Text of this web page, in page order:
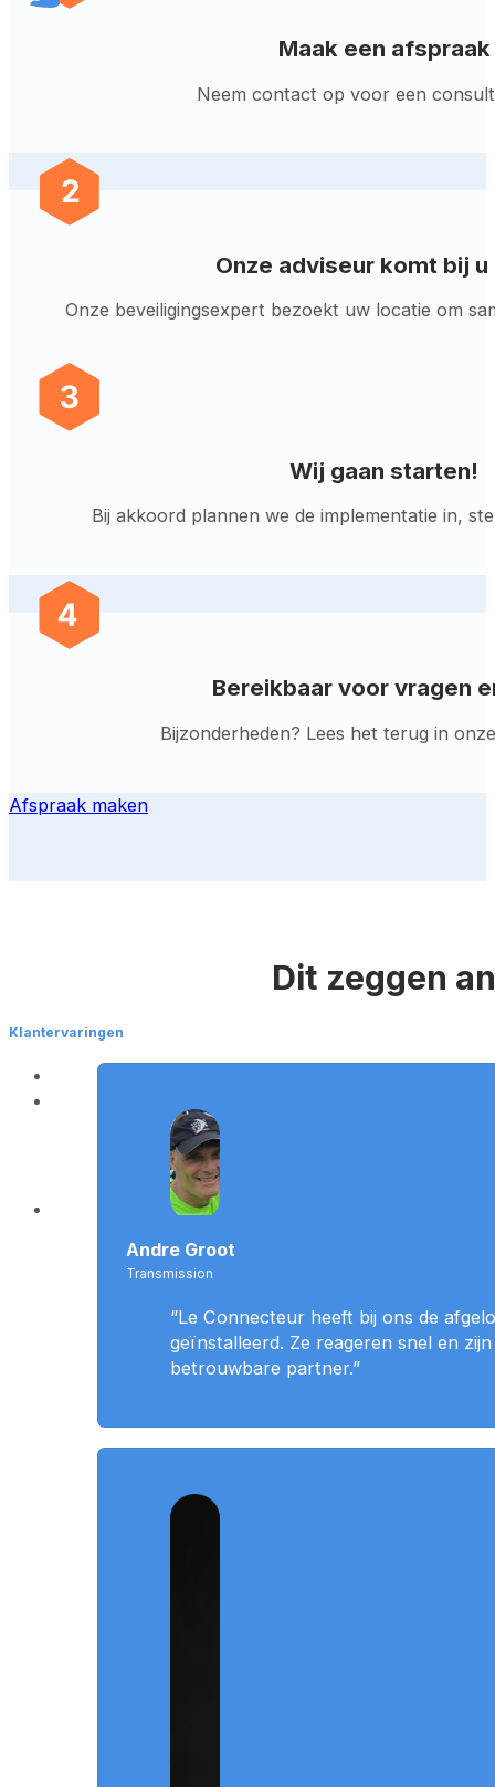
Maak een afspraak
Neem contact op voor een
Onze adviseur komt bij u
Onze beveiligingsexpert bezoekt uw locatie om
Wij gaan starten!
Bij akkoord plannen we de implementatie in,
Bereikbaar voor vragen
Bijzonderheden? Lees het terug in
Afspraak maken
Dit zeggen
Klantervaringen
Andre Groot
Transmission
“Le Connecteur heeft bij ons de
geïnstalleerd. Ze reageren snel en
betrouwbare partner.”